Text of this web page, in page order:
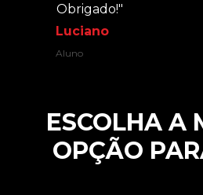
Obrigado!"
Luciano
Aluno
ESCOLHA A
OPÇÃO